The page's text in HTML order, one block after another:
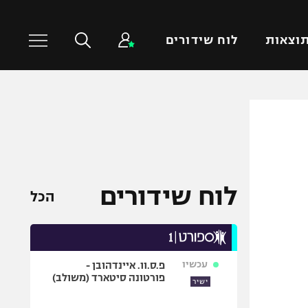
תוצאות לוח שידורים
שחייה
ג'ודו
ספורט אולימפי
לוח שידורים הכל
עכשיו
ישיר
פ.ס.וו. איינדהובן -
פורטונה סיטארד (משולב)